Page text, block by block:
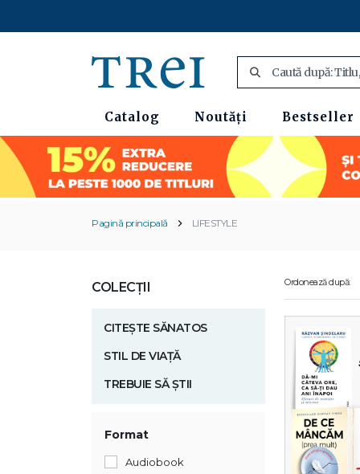
Catalog Noutăți Bestseller
Pagină principală LIFESTYLE
COLECȚII
CITEȘTE SĂNATOS
STIL DE VIAȚĂ
TREBUIE SĂ ȘTII
Format
Audiobook
Ordonează după: